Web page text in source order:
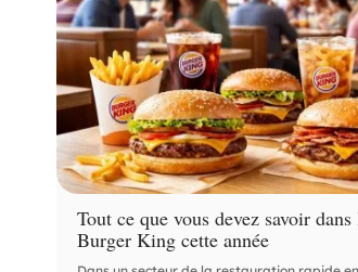
Tout ce que vous devez savoir
Burger King cette année